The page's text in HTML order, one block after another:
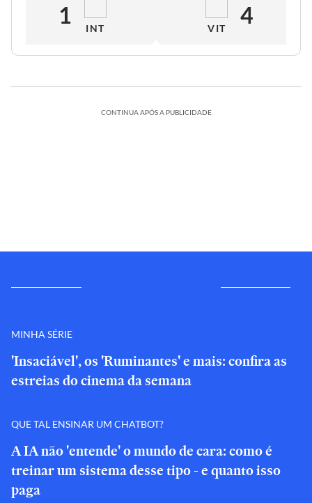
1 INT VIT 4
CONTINUA APÓS A PUBLICIDADE
MINHA SÉRIE
'Insaciável', os 'Ruminantes' e mais: confira as
estreias do cinema da semana
QUE TAL ENSINAR UM CHATBOT?
A IA não 'entende' o mundo de cara: como é
treinar um sistema desse tipo - e quanto isso
paga